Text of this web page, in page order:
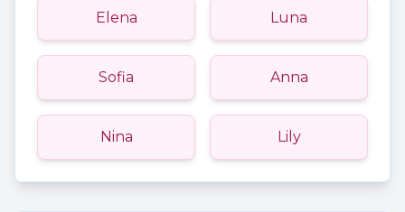
Elena Luna
Sofia Anna
Nina Lily